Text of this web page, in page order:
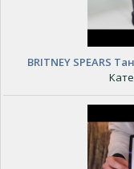
BRITNEY SPEARS